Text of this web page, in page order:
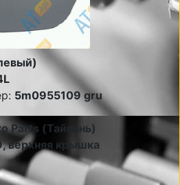
5m0955109 gru
Parts (Тайвань)
верхняя крышка